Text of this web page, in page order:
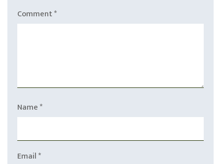
Comment*
Name*
Email*